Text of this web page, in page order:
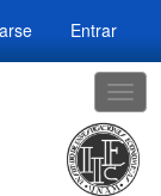
Entrar